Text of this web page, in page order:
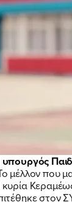
μέλλον που
στον